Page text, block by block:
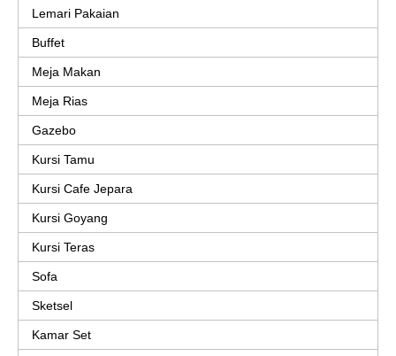
Lemari Pakaian
Buffet
Meja Makan
Meja Rias
Gazebo
Kursi Tamu
Kursi Cafe Jepara
Kursi Goyang
Kursi Teras
Sofa
Sketsel
Kamar Set